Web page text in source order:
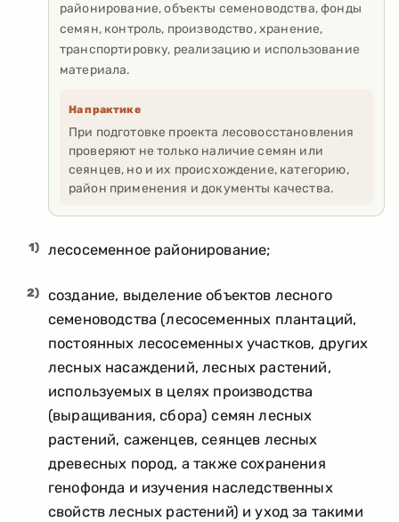
районирование, объекты семеноводства, фонды
семян, контроль, производство, хранение,
транспортировку, реализацию и использование
материала.
На практике
При подготовке проекта лесовосстановления
проверяют не только наличие семян или
сеянцев, но и их происхождение, категорию,
район применения и документы качества.
1) лесосеменное районирование;
2)
создание, выделение объектов лесного
семеноводства (лесосеменных плантаций,
постоянных лесосеменных участков, других
лесных насаждений, лесных растений,
используемых в целях производства
(выращивания, сбора) семян лесных
растений, саженцев, сеянцев лесных
древесных пород, а также сохранения
генофонда и изучения наследственных
свойств лесных растений) и уход за такими